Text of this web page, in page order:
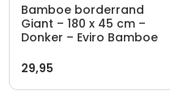
Bamboe borderrand
Giant – 180 x 45 cm –
Donker – Eviro Bamboe
29,95